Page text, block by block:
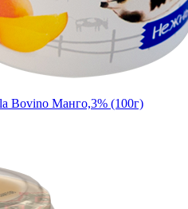
Bovino Манго,3% (100г)